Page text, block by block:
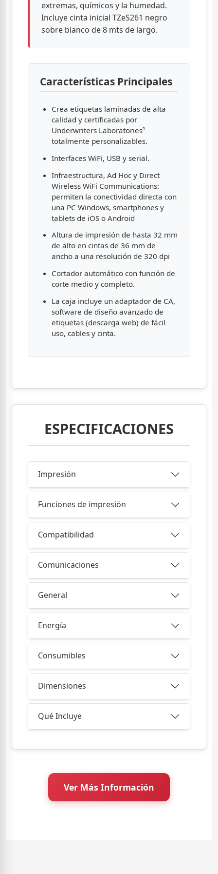
extremas, químicos y la humedad.
Incluye cinta inicial TZeS261 negro
sobre blanco de 8 mts de largo.
Características Principales
Crea etiquetas laminadas de alta
calidad y certificadas por
Underwriters Laboratories¹
totalmente personalizables.
Interfaces WiFi, USB y serial.
Infraestructura, Ad Hoc y Direct
Wireless WiFi Communications:
permiten la conectividad directa con
una PC Windows, smartphones y
tablets de iOS o Android
Altura de impresión de hasta 32 mm
de alto en cintas de 36 mm de
ancho a una resolución de 320 dpi
Cortador automático con función de
corte medio y completo.
La caja incluye un adaptador de CA,
software de diseño avanzado de
etiquetas (descarga web) de fácil
uso, cables y cinta.
ESPECIFICACIONES
Impresión
Funciones de impresión
Compatibilidad
Comunicaciones
General
Energía
Consumibles
Dimensiones
Qué Incluye
Ver Más Información